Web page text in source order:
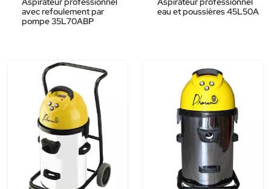
avec refoulement par
pompe 35L70ABP
eau et poussières 45L50A